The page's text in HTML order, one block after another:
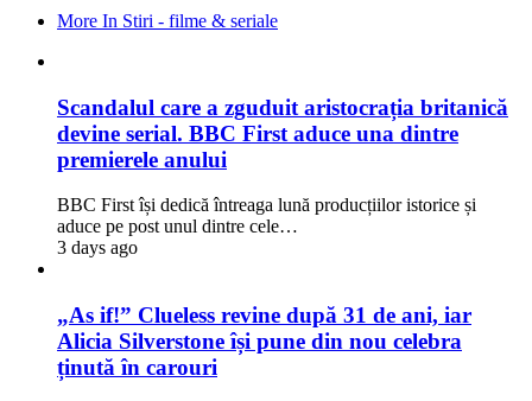
More In Stiri - filme & seriale
Scandalul care a zguduit aristocrația britanică
devine serial. BBC First aduce una dintre
premierele anului
BBC First își dedică întreaga lună producțiilor istorice și
aduce pe post unul dintre cele…
3 days ago
„As if!” Clueless revine după 31 de ani, iar
Alicia Silverstone își pune din nou celebra
ținută în carouri